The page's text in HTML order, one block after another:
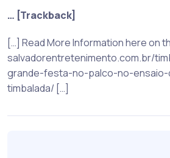
… [Trackback]
[…] Read More Information here on
salvadorentretenimento.com.br/
grande-festa-no-palco-no-
timbalada/ […]